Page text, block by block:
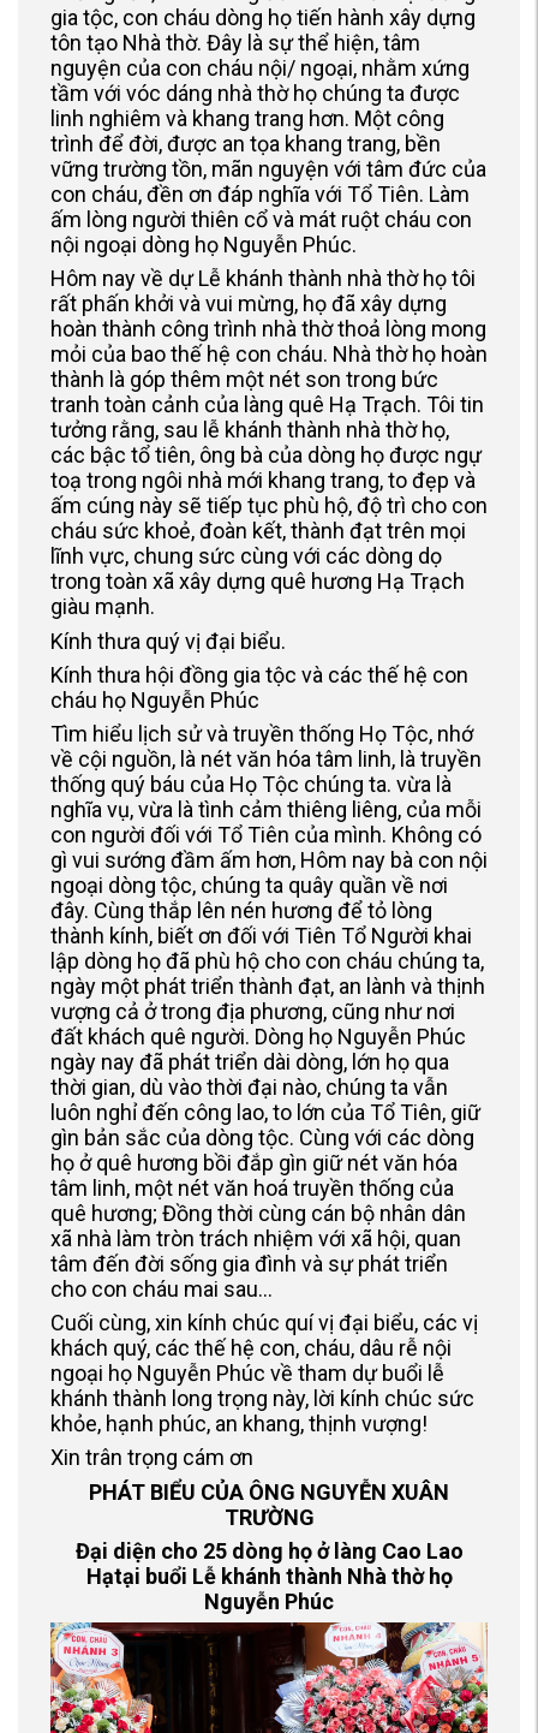
gia tộc, con cháu dòng họ tiến hành xây dựng
tôn tạo Nhà thờ. Đây là sự thể hiện, tâm
nguyện của con cháu nội/ ngoại, nhằm xứng
tầm với vóc dáng nhà thờ họ chúng ta được
linh nghiêm và khang trang hơn. Một công
trình để đời, được an tọa khang trang, bền
vững trường tồn, mãn nguyện với tâm đức của
con cháu, đền ơn đáp nghĩa với Tổ Tiên. Làm
ấm lòng người thiên cổ và mát ruột cháu con
nội ngoại dòng họ Nguyễn Phúc.
Hôm nay về dự Lễ khánh thành nhà thờ họ tôi
rất phấn khởi và vui mừng, họ đã xây dựng
hoàn thành công trình nhà thờ thoả lòng mong
mỏi của bao thế hệ con cháu. Nhà thờ họ hoàn
thành là góp thêm một nét son trong bức
tranh toàn cảnh của làng quê Hạ Trạch. Tôi tin
tưởng rằng, sau lễ khánh thành nhà thờ họ,
các bậc tổ tiên, ông bà của dòng họ được ngự
toạ trong ngôi nhà mới khang trang, to đẹp và
ấm cúng này sẽ tiếp tục phù hộ, độ trì cho con
cháu sức khoẻ, đoàn kết, thành đạt trên mọi
lĩnh vực, chung sức cùng với các dòng dọ
trong toàn xã xây dựng quê hương Hạ Trạch
giàu mạnh.
Kính thưa quý vị đại biểu.
Kính thưa hội đồng gia tộc và các thế hệ con
cháu họ Nguyễn Phúc
Tìm hiểu lịch sử và truyền thống Họ Tộc, nhớ
về cội nguồn, là nét văn hóa tâm linh, là truyền
thống quý báu của Họ Tộc chúng ta. vừa là
nghĩa vụ, vừa là tình cảm thiêng liêng, của mỗi
con người đối với Tổ Tiên của mình. Không có
gì vui sướng đầm ấm hơn, Hôm nay bà con nội
ngoại dòng tộc, chúng ta quây quần về nơi
đây. Cùng thắp lên nén hương để tỏ lòng
thành kính, biết ơn đối với Tiên Tổ Người khai
lập dòng họ đã phù hộ cho con cháu chúng ta,
ngày một phát triển thành đạt, an lành và thịnh
vượng cả ở trong địa phương, cũng như nơi
đất khách quê người. Dòng họ Nguyễn Phúc
ngày nay đã phát triển dài dòng, lớn họ qua
thời gian, dù vào thời đại nào, chúng ta vẫn
luôn nghỉ đến công lao, to lớn của Tổ Tiên, giữ
gìn bản sắc của dòng tộc. Cùng với các dòng
họ ở quê hương bồi đắp gìn giữ nét văn hóa
tâm linh, một nét văn hoá truyền thống của
quê hương; Đồng thời cùng cán bộ nhân dân
xã nhà làm tròn trách nhiệm với xã hội, quan
tâm đến đời sống gia đình và sự phát triển
cho con cháu mai sau…
Cuối cùng, xin kính chúc quí vị đại biểu, các vị
khách quý, các thế hệ con, cháu, dâu rễ nội
ngoại họ Nguyễn Phúc về tham dự buổi lễ
khánh thành long trọng này, lời kính chúc sức
khỏe, hạnh phúc, an khang, thịnh vượng!
Xin trân trọng cám ơn
PHÁT BIỂU CỦA ÔNG NGUYỄN XUÂN
TRƯỜNG
Đại diện cho 25 dòng họ ở làng Cao Lao
Hạtại buổi Lễ khánh thành Nhà thờ họ
Nguyễn Phúc